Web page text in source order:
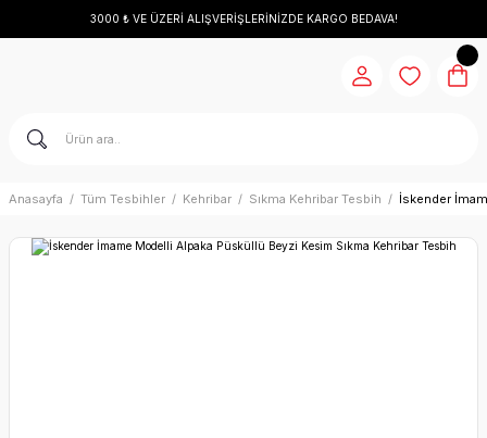
3000 ₺ VE ÜZERİ ALIŞVERİŞLERİNİZDE KARGO BEDAVA!
Anasayfa Tüm Tesbihler Kehribar Sıkma Kehribar Tesbih İskender